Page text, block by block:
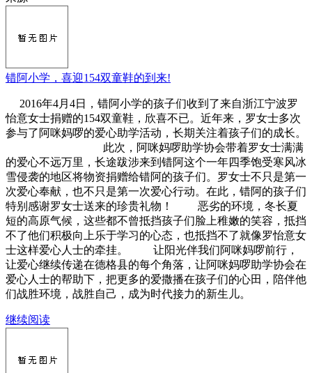
错阿小学，喜迎154双童鞋的到来!
2016年4月4日，错阿小学的孩子们收到了来自浙江宁波罗
怡意女士捐赠的154双童鞋，欣喜不已。近年来，罗女士多次
参与了阿咪妈啰的爱心助学活动，长期关注着孩子们的成长。
此次，阿咪妈啰助学协会带着罗女士满满
的爱心不远万里，长途跋涉来到错阿这个一年四季饱受寒风冰
雪侵袭的地区将物资捐赠给错阿的孩子们。罗女士不只是第一
次爱心奉献，也不只是第一次爱心行动。在此，错阿的孩子们
特别感谢罗女士送来的珍贵礼物！ 恶劣的环境，冬长夏
短的高原气候，这些都不曾抵挡孩子们脸上稚嫩的笑容，抵挡
不了他们积极向上乐于学习的心态，也抵挡不了就像罗怡意女
士这样爱心人士的牵挂。 让阳光伴我们阿咪妈啰前行，
让爱心继续传递在德格县的每个角落，让阿咪妈啰助学协会在
爱心人士的帮助下，把更多的爱撒播在孩子们的心田，陪伴他
们战胜环境，战胜自己，成为时代接力的新生儿。
继续阅读